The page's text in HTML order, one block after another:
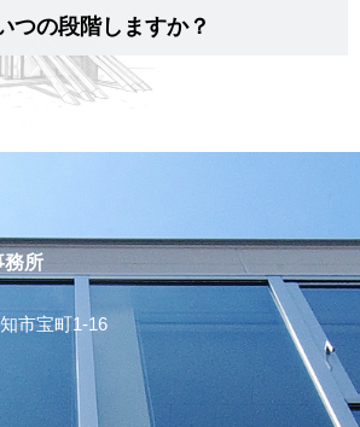
つの段階しますか？
務所
市宝町1-16